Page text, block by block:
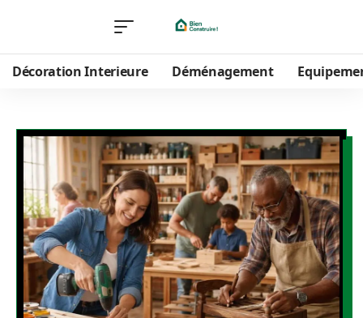
Décoration Interieure Déménagement